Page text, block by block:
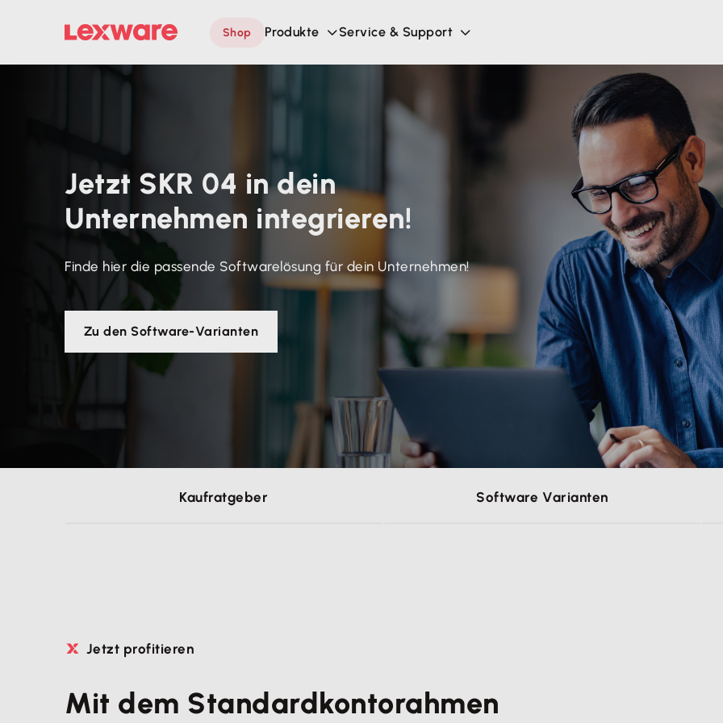
Shop Produkte Service & Support
Jetzt SKR 04 in dein
Unternehmen integrieren!
Finde hier die passende Softwarelösung für dein Unternehmen!
Zu den Software-Varianten
Kaufratgeber Software Varianten
Jetzt profitieren
Mit dem Standardkontorahmen